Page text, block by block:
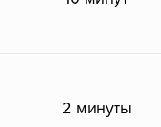
2 минуты